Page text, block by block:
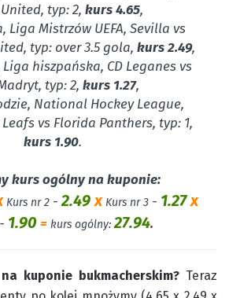
typ: 2, kurs 4.65,
Liga Mistrzów UEFA, Sevilla vs
typ: over 3.5 gola, kurs 2.49,
Liga hiszpańska, CD Leganes vs
typ: 2, kurs 1.27,
National Hockey League,
vs Florida Panthers, typ: 1,
kurs 1.90.
kurs ogólny na kuponie:
Kurs nr 2 -2.49x Kurs nr 3 - 1.27 x
1.90 =kurs ogólny: 27.94.
kuponie bukmacherskim?Teraz